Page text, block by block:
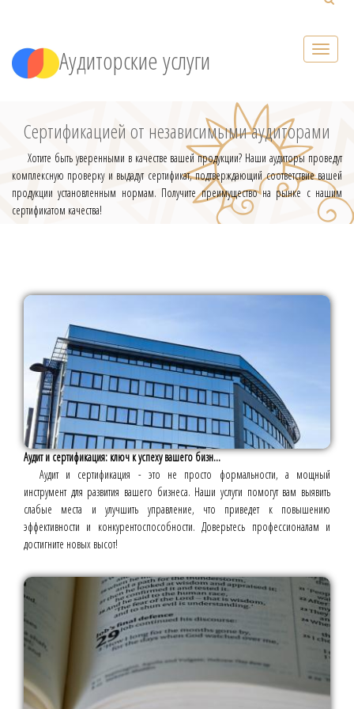
Аудиторские услуги
Сертификацией от независимыми аудиторами
Хотите быть уверенными в качестве вашей продукции? Наши аудиторы проведут
комплексную проверку и выдадут сертификат, подтверждающий соответствие вашей
продукции установленным нормам. Получите преимущество на рынке с нашим
сертификатом качества!
Аудит и сертификация: ключ к успеху вашего бизн...
Аудит и сертификация - это не просто формальности, а мощный
инструмент для развития вашего бизнеса. Наши услуги помогут вам выявить
слабые места и улучшить управление, что приведет к повышению
эффективности и конкурентоспособности. Доверьтесь профессионалам и
достигните новых высот!